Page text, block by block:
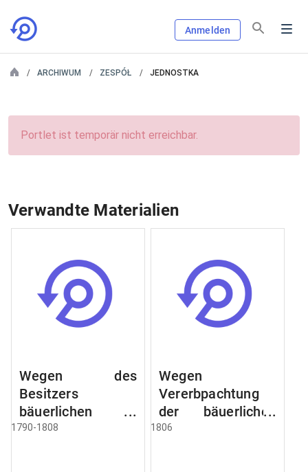
Anmelden
ARCHIWUM ZESPÓŁ JEDNOSTKA
Portlet ist temporär nicht erreichbar.
Verwandte Materialien
Wegen des
Besitzers
bäuerlichen
Grundstücke, den
1790-1808
Wegen
Vererbpachtung
der bäuerlichen
Grundstücke und
1806